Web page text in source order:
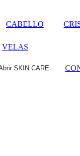
CABELLO
VELAS
SKIN CARE